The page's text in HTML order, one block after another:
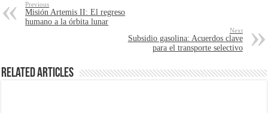
Previous
Misión Artemis II: El regreso
humano a la órbita lunar
Next
Subsidio gasolina: Acuerdos clave
para el transporte selectivo
Related Articles